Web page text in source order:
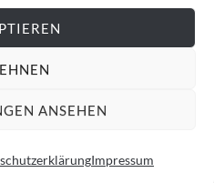
ANSEHEN
Impressum